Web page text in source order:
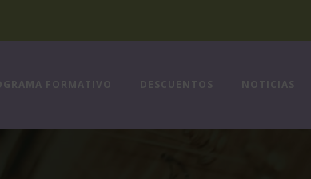
FORMATIVO DESCUENTOS NOTICIAS